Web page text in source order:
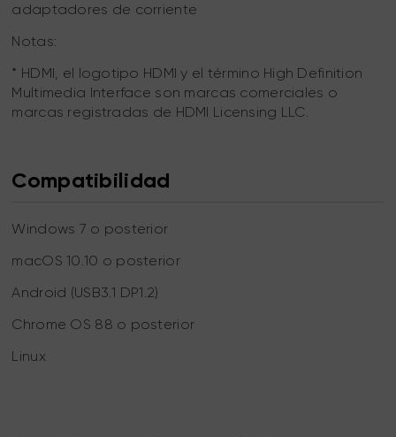
adaptadores de corriente
Notas:
* HDMI, el logotipo HDMI y el término High Definition
Multimedia Interface son marcas comerciales o
marcas registradas de HDMI Licensing LLC.
Compatibilidad
Windows 7 o posterior
macOS 10.10 o posterior
Android (USB3.1 DP1.2)
Chrome OS 88 o posterior
Linux